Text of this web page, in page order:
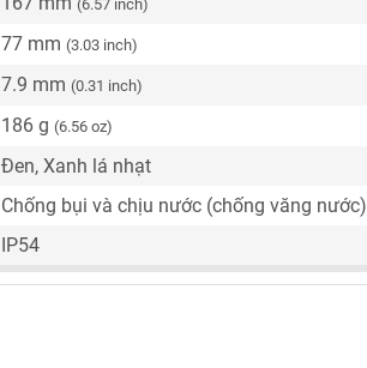
(6.57 inch)
77 mm (3.03 inch)
7.9 mm (0.31 inch)
186 g (6.56 oz)
Đen, Xanh lá nhạt
Chống bụi và chịu nước (chống văng nước)
IP54